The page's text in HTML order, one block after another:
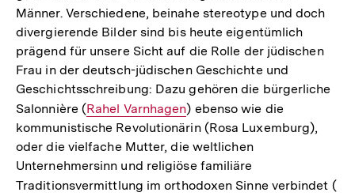
Männer. Verschiedene, beinahe stereotype und doch
divergierende Bilder sind bis heute eigentümlich
prägend für unsere Sicht auf die Rolle der jüdischen
Frau in der deutsch-jüdischen Geschichte und
Geschichtsschreibung: Dazu gehören die bürgerliche
Salonnière (Interner
Link:
Rahel Varnhagen) ebenso wie die
kommunistische Revolutionärin (Rosa Luxemburg),
oder die vielfache Mutter, die weltlichen
Unternehmersinn und religiöse familiäre
Traditionsvermittlung im orthodoxen Sinne verbindet (